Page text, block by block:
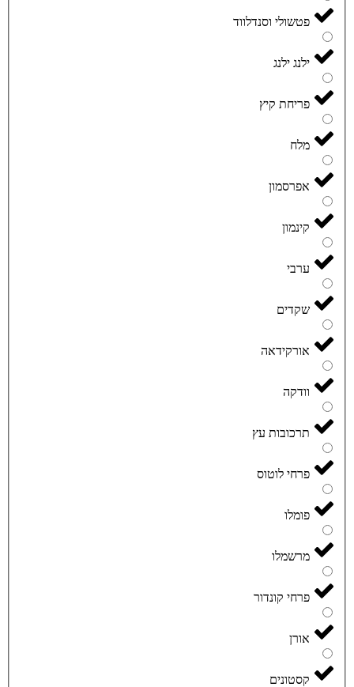
פטשולי וסנדלווד
ילנג ילנג
פריחת קיץ
מלח
אפרסמון
קינמון
ערבי
שקדים
אורקידאה
וודקה
תרכובות עץ
פרחי לוטוס
פומלו
מרשמלו
פרחי קונדור
אורן
קסטונים